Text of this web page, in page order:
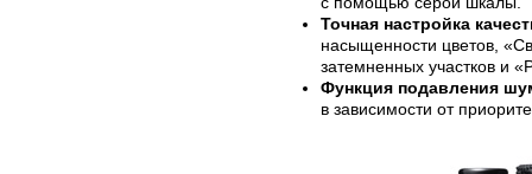
Точная настройка
насыщенности цветов,
затемненных участков и
Функция подавления
в зависимости от